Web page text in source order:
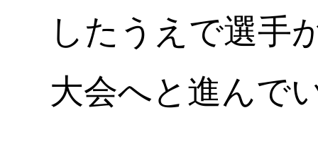
したうえで選手
大会へと進んで